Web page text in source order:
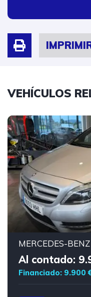
VEHÍCULOS
MERCEDES-
Al contado:
Financiado: 9.900